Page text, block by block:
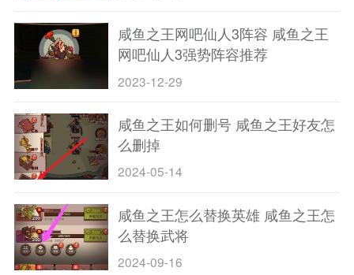
咸鱼之王网吧仙人3阵容 咸鱼之王
网吧仙人3强势阵容推荐
2023-12-29
咸鱼之王如何删号 咸鱼之王好友怎
么删掉
2024-05-14
咸鱼之王怎么替换英雄 咸鱼之王怎
么替换武将
2024-09-16